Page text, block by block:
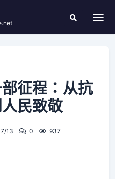
征程：从抗
民致敬
13 0 937